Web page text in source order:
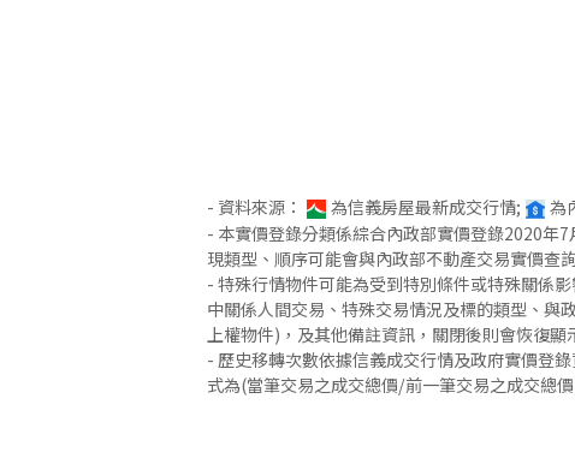
- 資料來源： 為信義房屋最新成交行情; 為
- 本實價登錄分類係綜合內政部實價登錄2020年
現類型、順序可能會與內政部不動產交易實價查
- 特殊行情物件可能為受到特別條件或特殊關係
中關係人間交易、特殊交易情況及標的類型、與
上權物件)，及其他備註資訊，關閉後則會恢復顯
- 歷史移轉次數依據信義成交行情及政府實價登
式為(當筆交易之成交總價/前一筆交易之成交總